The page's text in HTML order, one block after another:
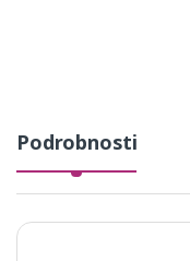
Podrobnosti